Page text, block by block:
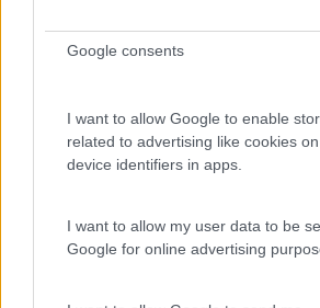
Google consents
I want to allow Google to enable
related to advertising like cookies
device identifiers in apps.
I want to allow my user data to be
Google for online advertising
dados e os dados
exigem pensamento
crítico
Fazer perguntas tira-